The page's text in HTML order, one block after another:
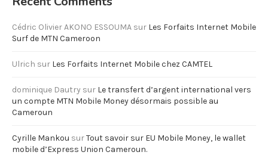
Cédric Olivier AKONO ESSOUMA sur Les Forfaits Internet Mobile
Surf de MTN Cameroon
Ulrich sur Les Forfaits Internet Mobile chez CAMTEL
dominique Dautry sur Le transfert d’argent international vers
un compte MTN Mobile Money désormais possible au
Cameroun
Cyrille Mankou surTout savoir sur EU Mobile Money, le wallet
mobile d’Express Union Cameroun.